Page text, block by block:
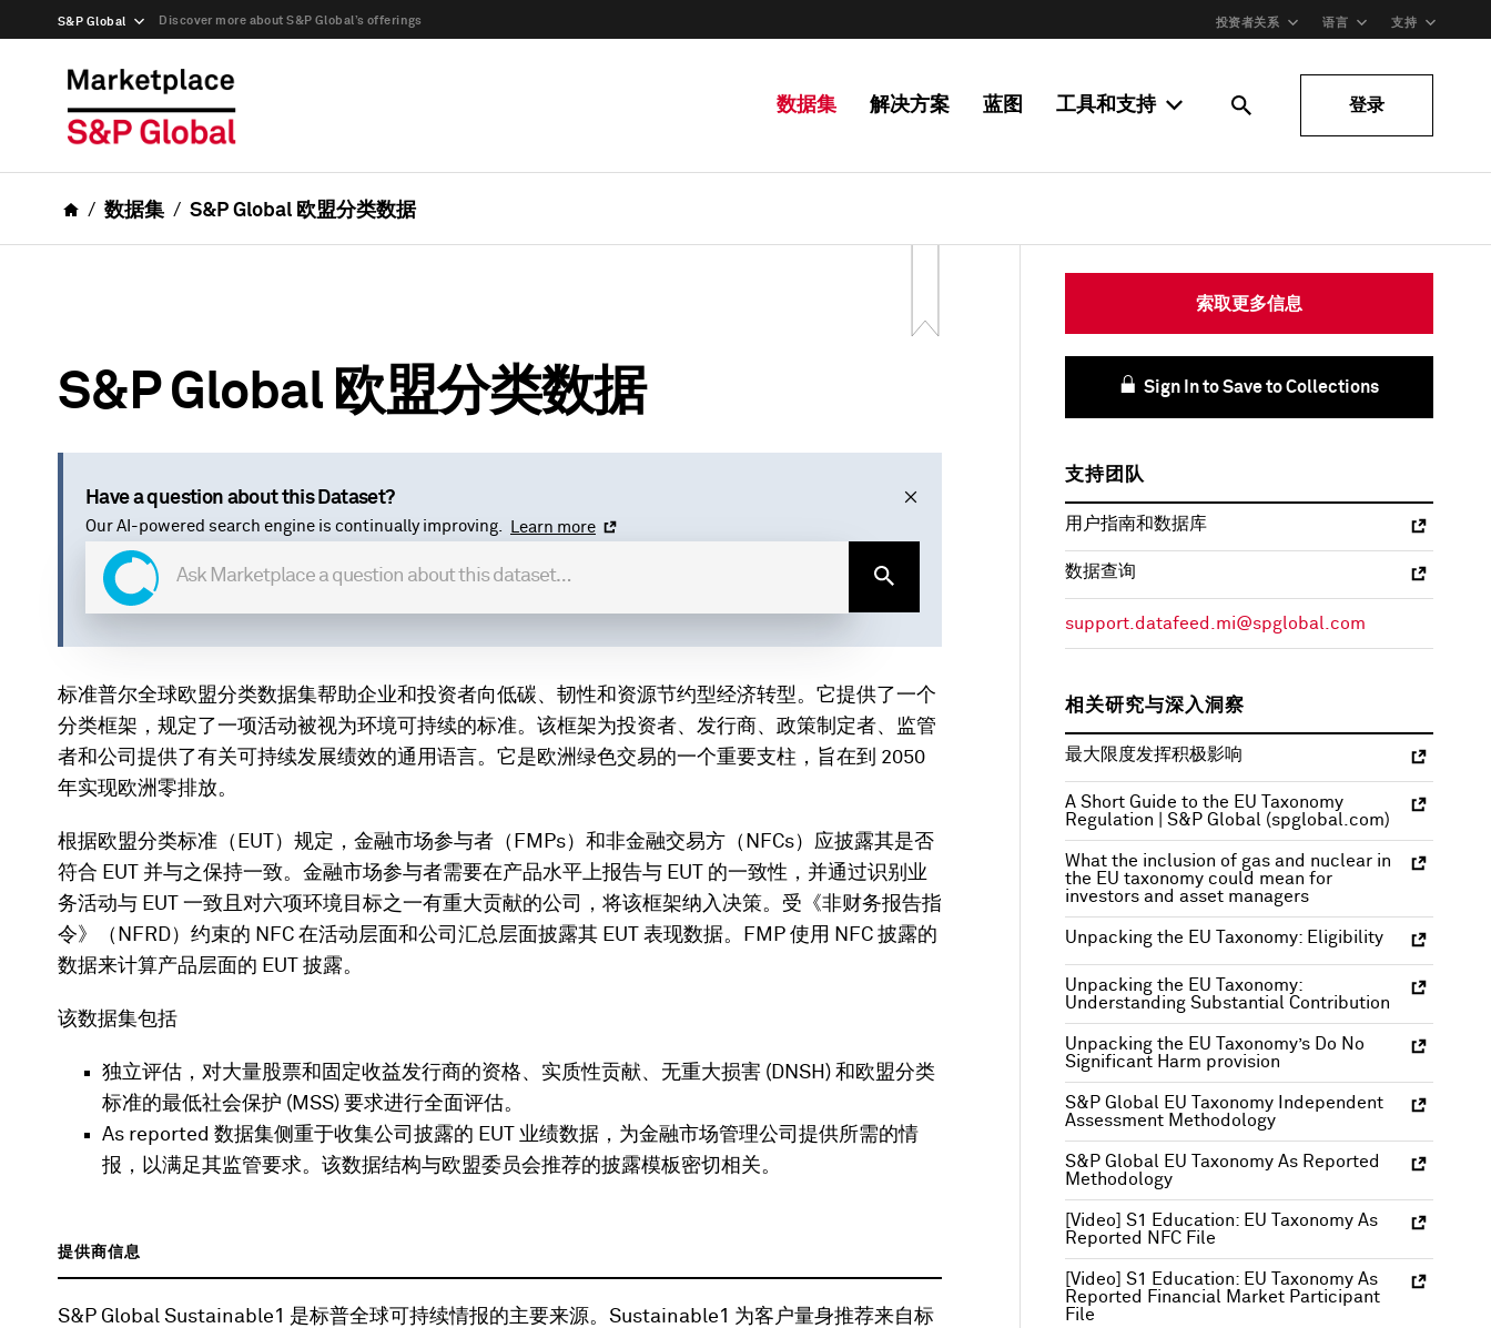
S&P Global Discover more about S&P Global’s offerings 投资者关系 语言 支持
数据集 解决方案 蓝图 工具和支持 登录
数据集 S&P Global 欧盟分类数据
S&P Global 欧盟分类数据
Have a question about this Dataset?
Our AI-powered search engine is continually improving. Learn more
标准普尔全球欧盟分类数据集帮助企业和投资者向低碳、韧性和资源节约型经济转型。它提供了一个
分类框架，规定了一项活动被视为环境可持续的标准。该框架为投资者、发行商、政策制定者、监管
者和公司提供了有关可持续发展绩效的通用语言。它是欧洲绿色交易的一个重要支柱，旨在到 2050
年实现欧洲零排放。
根据欧盟分类标准（EUT）规定，金融市场参与者（FMPs）和非金融交易方（NFCs）应披露其是否
符合 EUT 并与之保持一致。金融市场参与者需要在产品水平上报告与 EUT 的一致性，并通过识别业
务活动与 EUT 一致且对六项环境目标之一有重大贡献的公司，将该框架纳入决策。受《非财务报告指
令》（NFRD）约束的 NFC 在活动层面和公司汇总层面披露其 EUT 表现数据。FMP 使用 NFC 披露的
数据来计算产品层面的 EUT 披露。
该数据集包括
独立评估，对大量股票和固定收益发行商的资格、实质性贡献、无重大损害 (DNSH) 和欧盟分类
标准的最低社会保护 (MSS) 要求进行全面评估。
As reported 数据集侧重于收集公司披露的 EUT 业绩数据，为金融市场管理公司提供所需的情
报，以满足其监管要求。该数据结构与欧盟委员会推荐的披露模板密切相关。
提供商信息
S&P Global Sustainable1 是标普全球可持续情报的主要来源。Sustainable1 为客户量身推荐来自标
索取更多信息
Sign In to Save to Collections
支持团队
用户指南和数据库
数据查询
support.datafeed.mi@spglobal.com
相关研究与深入洞察
最大限度发挥积极影响
A Short Guide to the EU Taxonomy
Regulation | S&P Global (spglobal.com)
What the inclusion of gas and nuclear in
the EU taxonomy could mean for
investors and asset managers
Unpacking the EU Taxonomy: Eligibility
Unpacking the EU Taxonomy:
Understanding Substantial Contribution
Unpacking the EU Taxonomy’s Do No
Significant Harm provision
S&P Global EU Taxonomy Independent
Assessment Methodology
S&P Global EU Taxonomy As Reported
Methodology
[Video] S1 Education: EU Taxonomy As
Reported NFC File
[Video] S1 Education: EU Taxonomy As
Reported Financial Market Participant
File